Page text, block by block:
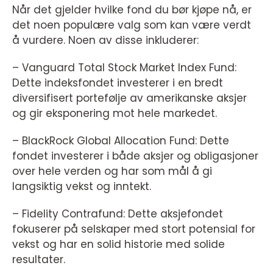
Når det gjelder hvilke fond du bør kjøpe nå, er
det noen populære valg som kan være verdt
å vurdere. Noen av disse inkluderer:
– Vanguard Total Stock Market Index Fund:
Dette indeksfondet investerer i en bredt
diversifisert portefølje av amerikanske aksjer
og gir eksponering mot hele markedet.
– BlackRock Global Allocation Fund: Dette
fondet investerer i både aksjer og obligasjoner
over hele verden og har som mål å gi
langsiktig vekst og inntekt.
– Fidelity Contrafund: Dette aksjefondet
fokuserer på selskaper med stort potensial for
vekst og har en solid historie med solide
resultater.